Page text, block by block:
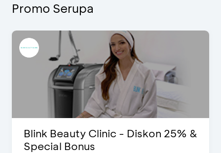
Promo Serupa
Blink Beauty Clinic - Diskon 25% &
Special Bonus